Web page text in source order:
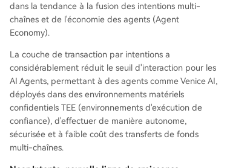
dans la tendance à la fusion des intentions multi-
chaînes et de l'économie des agents (Agent
Economy).
La couche de transaction par intentions a
considérablement réduit le seuil d'interaction pour les
AI Agents, permettant à des agents comme Venice AI,
déployés dans des environnements matériels
confidentiels TEE (environnements d'exécution de
confiance), d'effectuer de manière autonome,
sécurisée et à faible coût des transferts de fonds
multi-chaînes.